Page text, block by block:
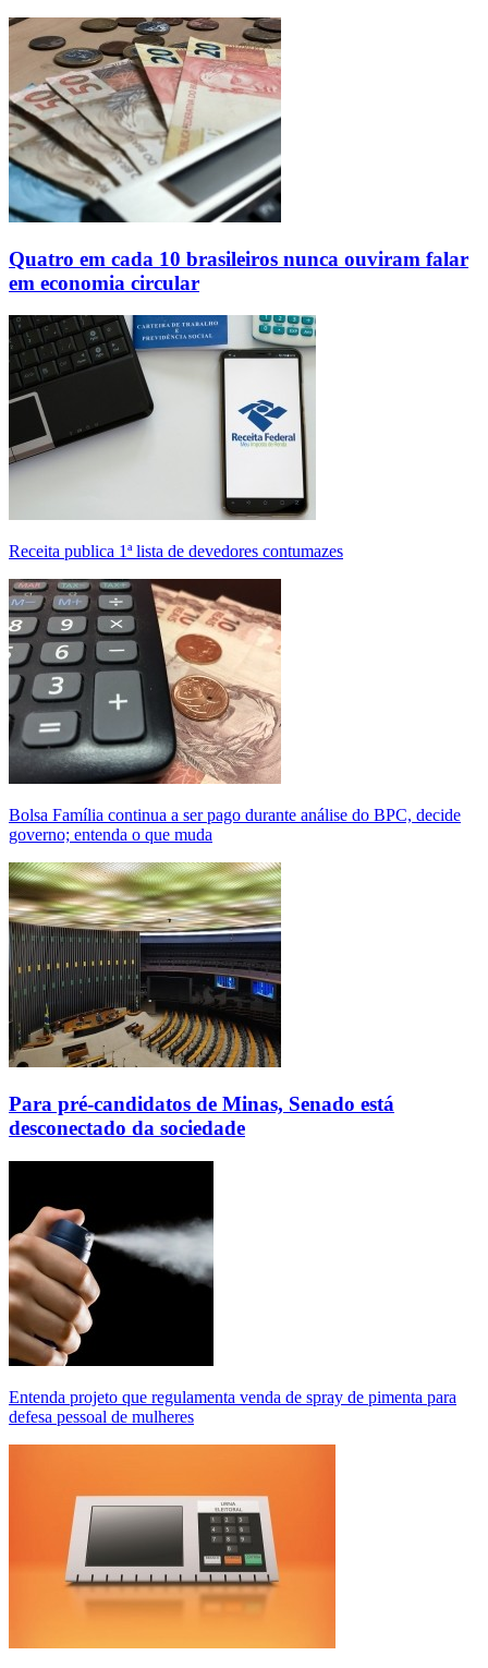
Quatro em cada 10 brasileiros nunca ouviram falar
em economia circular
Receita publica 1ª lista de devedores contumazes
Bolsa Família continua a ser pago durante análise do BPC, decide
governo; entenda o que muda
Para pré-candidatos de Minas, Senado está
desconectado da sociedade
Entenda projeto que regulamenta venda de spray de pimenta para
defesa pessoal de mulheres